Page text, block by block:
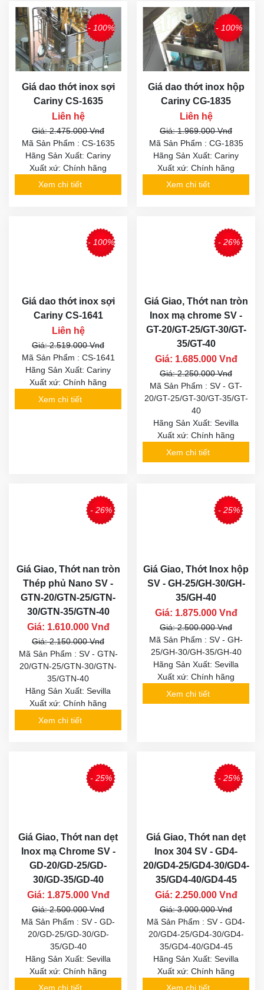
- 100%
Giá dao thớt inox sợi
Cariny CS-1635
Liên hệ
Giá: 2.475.000 Vnđ
Mã Sản Phẩm : CS-1635
Hãng Sản Xuất: Cariny
Xuất xứ: Chính hãng
Xem chi tiết
- 100%
Giá dao thớt inox hộp
Cariny CG-1835
Liên hệ
Giá: 1.969.000 Vnđ
Mã Sản Phẩm : CG-1835
Hãng Sản Xuất: Cariny
Xuất xứ: Chính hãng
Xem chi tiết
- 100%
Giá dao thớt inox sợi
Cariny CS-1641
Liên hệ
Giá: 2.519.000 Vnđ
Mã Sản Phẩm : CS-1641
Hãng Sản Xuất: Cariny
Xuất xứ: Chính hãng
Xem chi tiết
- 26%
Giá Giao, Thớt nan tròn
Inox mạ chrome SV -
GT-20/GT-25/GT-30/GT-
35/GT-40
Giá: 1.685.000 Vnđ
Giá: 2.250.000 Vnđ
Mã Sản Phẩm : SV - GT-
20/GT-25/GT-30/GT-35/GT-
40
Hãng Sản Xuất: Sevilla
Xuất xứ: Chính hãng
Xem chi tiết
- 26%
Giá Giao, Thớt nan tròn
Thép phủ Nano SV -
GTN-20/GTN-25/GTN-
30/GTN-35/GTN-40
Giá: 1.610.000 Vnđ
Giá: 2.150.000 Vnđ
Mã Sản Phẩm : SV - GTN-
20/GTN-25/GTN-30/GTN-
35/GTN-40
Hãng Sản Xuất: Sevilla
Xuất xứ: Chính hãng
Xem chi tiết
- 25%
Giá Giao, Thớt Inox hộp
SV - GH-25/GH-30/GH-
35/GH-40
Giá: 1.875.000 Vnđ
Giá: 2.500.000 Vnđ
Mã Sản Phẩm : SV - GH-
25/GH-30/GH-35/GH-40
Hãng Sản Xuất: Sevilla
Xuất xứ: Chính hãng
Xem chi tiết
- 25%
Giá Giao, Thớt nan dẹt
Inox mạ Chrome SV -
GD-20/GD-25/GD-
30/GD-35/GD-40
Giá: 1.875.000 Vnđ
Giá: 2.500.000 Vnđ
Mã Sản Phẩm : SV - GD-
20/GD-25/GD-30/GD-
35/GD-40
Hãng Sản Xuất: Sevilla
Xuất xứ: Chính hãng
Xem chi tiết
- 25%
Giá Giao, Thớt nan dẹt
Inox 304 SV - GD4-
20/GD4-25/GD4-30/GD4-
35/GD4-40/GD4-45
Giá: 2.250.000 Vnđ
Giá: 3.000.000 Vnđ
Mã Sản Phẩm : SV - GD4-
20/GD4-25/GD4-30/GD4-
35/GD4-40/GD4-45
Hãng Sản Xuất: Sevilla
Xuất xứ: Chính hãng
Xem chi tiết